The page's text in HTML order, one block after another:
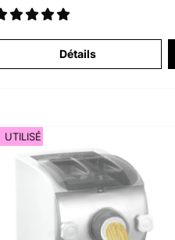
Détails
UTILISÉ